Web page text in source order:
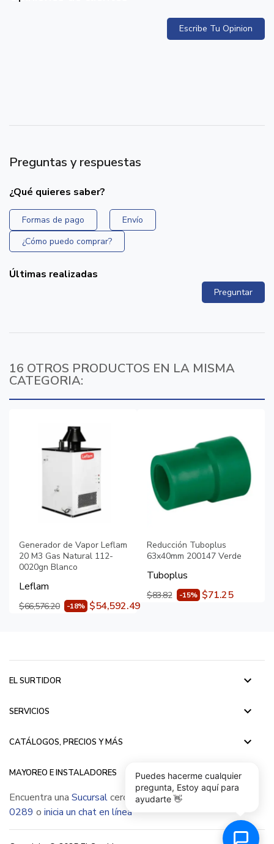
Escribe Tu Opinion
Preguntas y respuestas
¿Qué quieres saber?
Formas de pago
Envío
¿Cómo puedo comprar?
Últimas realizadas
Preguntar
16 OTROS PRODUCTOS EN LA MISMA
CATEGORIA:
Generador de Vapor Leflam
20 M3 Gas Natural 112-
0020gn Blanco
Leflam
$66,576.20 -18% $54,592.49
Reducción Tuboplus
63x40mm 200147 Verde
Tuboplus
$83.82 -15% $71.25
EL SURTIDOR keyboard_arrow_down
SERVICIOS keyboard_arrow_down
CATÁLOGOS, PRECIOS Y MÁS keyboard_arrow_down
MAYOREO E INSTALADORES keyboard_arrow_down
Encuentra una Sucursalcerca de ti, llámanos
0289 o inicia un chat en línea
Puedes hacerme cualquier
pregunta, Estoy aquí para
ayudarte 👋